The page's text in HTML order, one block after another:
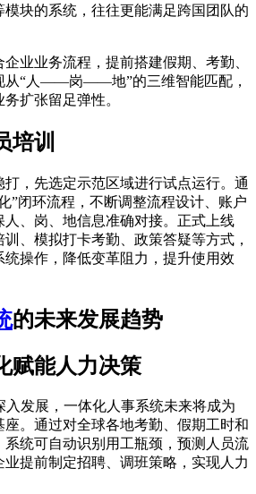
块的系统，往往更能满足跨国团队的
业业务流程，提前搭建假期、考勤、
从“人——岗——地”的三维智能匹配，
扩张留足弹性。
培训
，先选定示范区域进行试点运行。通
”闭环流程，不断调整流程设计、账户
、岗、地信息准确对接。正式上线
、模拟打卡考勤、政策答疑等方式，
操作，降低变革阻力，提升使用效
的未来发展趋势
赋能人力决策
入发展，一体化人事系统未来将成为
。通过对全球各地考勤、假期工时和
统可自动识别用工瓶颈，预测人员流
提前制定招聘、调班策略，实现人力